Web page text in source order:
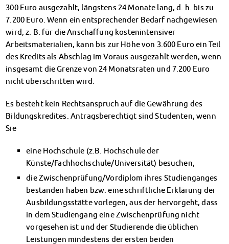
Dokumente
AnsprechpartnerInnen
Soziales & Beratung
Sozialberatung
Finanzierungsberatung
Rückerstattung Semesterbeitrag
PsychoSoziale Beratung
Anmeldung Sonderveranstaltungen
Rechtsberatung
Chatberatung
FAQs Soziales & Beratung
Dokumente
AnsprechpartnerInnen
Kultur & Internationales
Beratung für Internationals
Wohnen für Internationals
IKUS und InterKultiTreff
Kulturförderung
300 Euro ausgezahlt, längstens 24 Monate lang, d. h. bis zu
7.200 Euro. Wenn ein entsprechender Bedarf nachgewiesen
wird, z. B. für die Anschaffung kostenintensiver
Arbeitsmaterialien, kann bis zur Höhe von 3.600 Euro ein Teil
des Kredits als Abschlag im Voraus ausgezahlt werden, wenn
insgesamt die Grenze von 24 Monatsraten und 7.200 Euro
nicht überschritten wird.
Es besteht kein Rechtsanspruch auf die Gewährung des
Bildungskredites. Antragsberechtigt sind Studenten, wenn
Sie
eine Hochschule (z.B. Hochschule der
Künste/Fachhochschule/Universität) besuchen,
die Zwischenprüfung/Vordiplom ihres Studienganges
bestanden haben bzw. eine schriftliche Erklärung der
Ausbildungsstätte vorlegen, aus der hervorgeht, dass
in dem Studiengang eine Zwischenprüfung nicht
vorgesehen ist und der Studierende die üblichen
Leistungen mindestens der ersten beiden